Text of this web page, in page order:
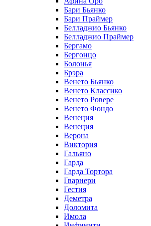
Бари Бьянко
Бари Праймер
Белладжио Бьянко
Белладжио Праймер
Бергамо
Бергонцо
Болонья
Брэра
Венето Бьянко
Венето Классико
Венето Ровере
Венето Фондо
Венеция
Венеция
Верона
Виктория
Гальяно
Гарда
Гарда Тортора
Гварнери
Гестия
Деметра
Доломита
Имола